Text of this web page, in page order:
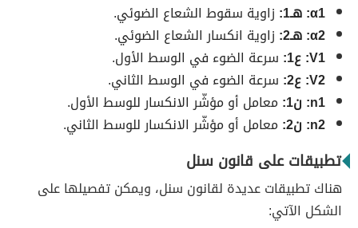
α1: هـ1:
زاوية سقوط الشعاع الضوئي.
α2: هـ2:
زاوية انكسار الشعاع الضوئي.
V1: ع1:
سرعة الضوء في الوسط الأول.
V2: ع2:
سرعة الضوء في الوسط الثاني.
n1: ن1:
معامل أو مؤشّر الانكسار للوسط الأول.
n2: ن2:
معامل أو مؤشّر الانكسار للوسط الثاني.
تطبيقات على قانون سنل
هناك تطبيقات عديدة لقانون سنل، ويمكن تفصيلها على
الشكل الآتي: